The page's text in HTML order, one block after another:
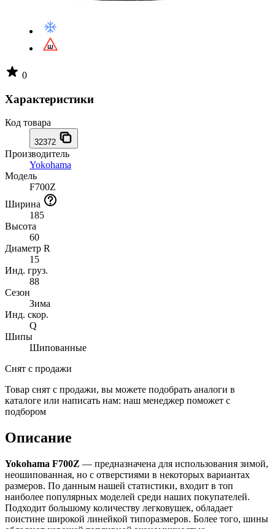
0
Характеристики
Код товара
32372
Производитель
Yokohama
Модель
F700Z
Ширина
185
Высота
60
Диаметр R
15
Инд. груз.
88
Сезон
Зима
Инд. скор.
Q
Шипы
Шипованные
Снят с продажи
Товар снят с продажи, вы можете подобрать аналоги в
каталоге или написать нам: наш менеджер поможет с
подбором
Описание
Yokohama F700Z — предназначена для использования зимой,
неошипованная, но с отверстиями в некоторых вариантах
размеров. По данным нашей статистики, входит в топ
наиболее популярных моделей среди наших покупателей.
Подходит большому количеству легковушек, обладает
поистине широкой линейкой типоразмеров. Более того, шины